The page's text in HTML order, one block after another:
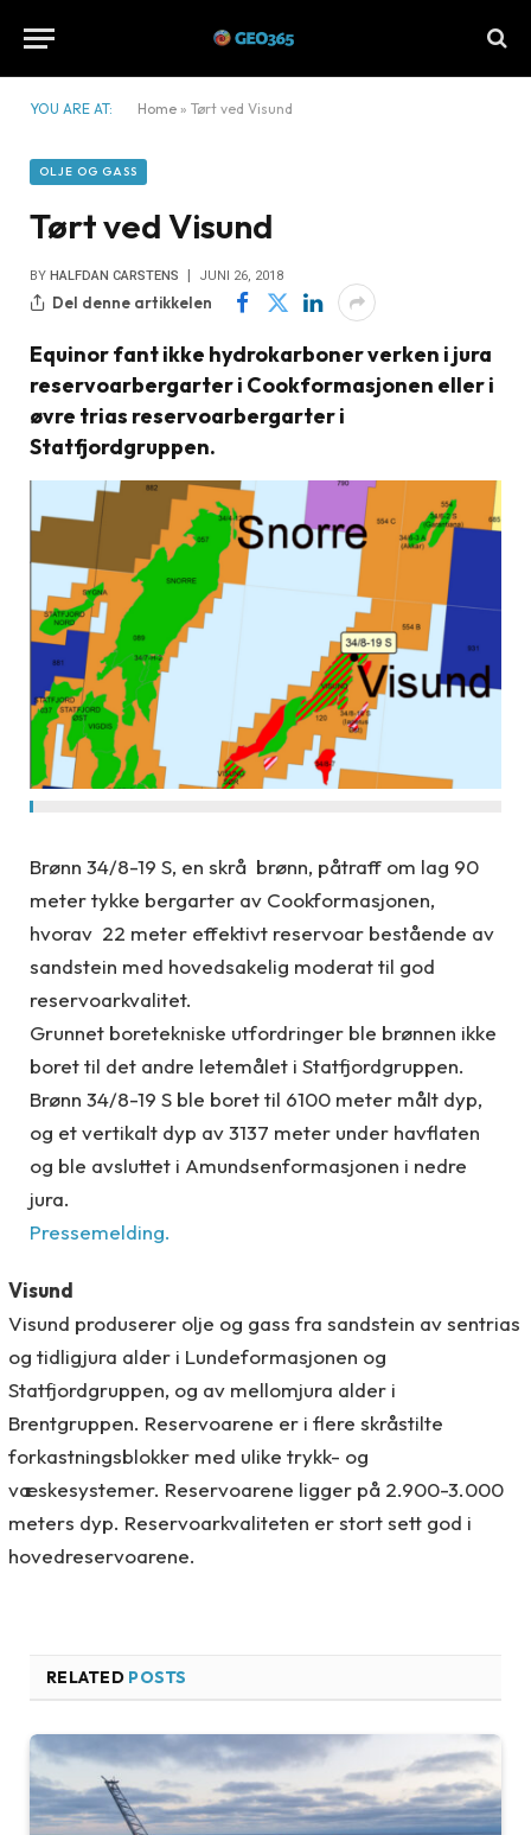
YOU ARE AT: Home » Tørt ved Visund
OLJE OG GASS
Tørt ved Visund
BY HALFDAN CARSTENS JUNI 26, 2018
Del denne artikkelen
Equinor fant ikke hydrokarboner verken i jura
reservoarbergarter i Cookformasjonen eller i
øvre trias reservoarbergarter i
Statfjordgruppen.
Brønn 34/8-19 S, en skrå brønn, påtraff om lag 90
meter tykke bergarter av Cookformasjonen,
hvorav 22 meter effektivt reservoar bestående av
sandstein med hovedsakelig moderat til god
reservoarkvalitet.
Grunnet boretekniske utfordringer ble brønnen ikke
boret til det andre letemålet i Statfjordgruppen.
Brønn 34/8-19 S ble boret til 6100 meter målt dyp,
og et vertikalt dyp av 3137 meter under havflaten
og ble avsluttet i Amundsenformasjonen i nedre
jura.
Pressemelding.
Visund
Visund produserer olje og gass fra sandstein av sentrias
og tidligjura alder i Lundeformasjonen og
Statfjordgruppen, og av mellomjura alder i
Brentgruppen. Reservoarene er i flere skråstilte
forkastningsblokker med ulike trykk- og
væskesystemer. Reservoarene ligger på 2.900-3.000
meters dyp. Reservoarkvaliteten er stort sett god i
hovedreservoarene.
RELATED POSTS